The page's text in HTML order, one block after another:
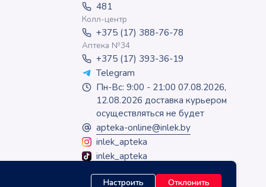
Настроить Отклонить
481
Колл-центр
+375 (17) 388-76-78
Аптека №34
+375 (17) 393-36-19
Telegram
Пн-Вс: 9:00 - 21:00 07.08.2026,
12.08.2026 доставка курьером
осуществляться не будет
apteka-online@inlek.by
inlek_apteka
inlek_apteka